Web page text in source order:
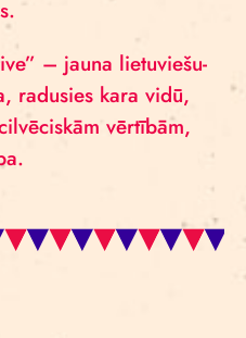
– jauna lietuviešu-
radusies kara vidū,
vērtībām,